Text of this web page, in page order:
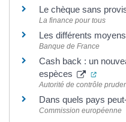
Le chèque sans
La finance pour tous
Les différents
Banque de France
Cash back : un
espèces
Autorité de contrôle
Dans quels pays
Commission européenne